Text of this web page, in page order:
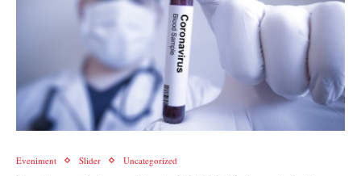
Eveniment Slider Uncategorized